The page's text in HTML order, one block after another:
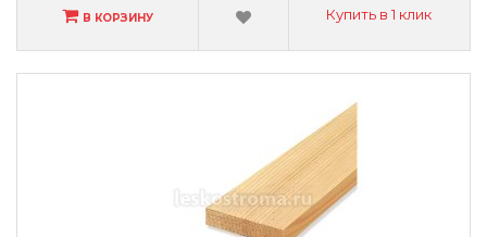
В КОРЗИНУ Купить в 1 клик